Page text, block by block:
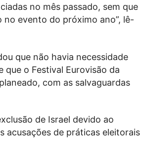
no mês passado, sem que
evento do próximo ano”, lê-
que não havia necessidade
o Festival Eurovisão da
com as salvaguardas
de Israel devido ao
acusações de práticas eleitorais